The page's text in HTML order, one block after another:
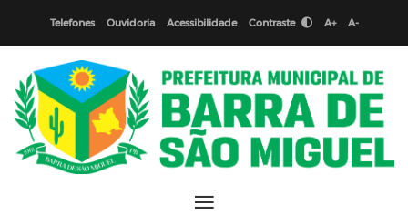
Telefones Ouvidoria Acessibilidade Contraste A+ A-